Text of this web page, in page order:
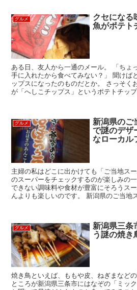
グルメ
クセになる
魚がポテト
ある日、友人から一通のメール。 「ちょ
手に入れたから食べてみない？」 聞けば
ップスになったのものだとか。 さっそく
が「へしこチップス」というポテトチップ
グルメ
新潟県のご
で謎のデザ
なローカル
主婦の私はどこに出かけても「ご当地ス
のスーパーをチェックするのが楽しみの
できない調味料や食材が豊富にそろうス
んよりも楽しいのです。 新潟県のご当地
グルメ
新潟県三条
う謎の焼き
焼き鳥といえば、ももや皮、ねぎまなど
ところが新潟県三条市にはなぞの「ミッ